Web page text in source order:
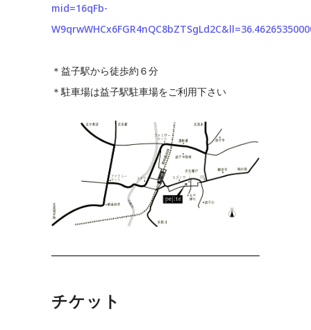
mid=16qFb-
＊益子駅から徒歩約６分
＊駐車場は益子駅駐車場をご利用下さい
チケット